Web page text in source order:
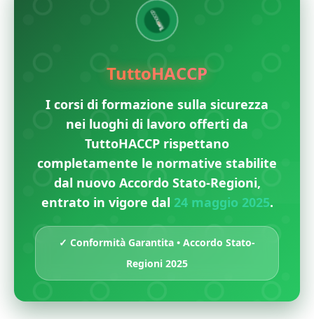
✓
TuttoHACCP
I corsi di formazione sulla sicurezza
nei luoghi di lavoro offerti da
TuttoHACCP rispettano
completamente le normative stabilite
dal nuovo Accordo Stato-Regioni,
entrato in vigore dal 24 maggio 2025.
✓ Conformità Garantita • Accordo Stato-
Regioni 2025